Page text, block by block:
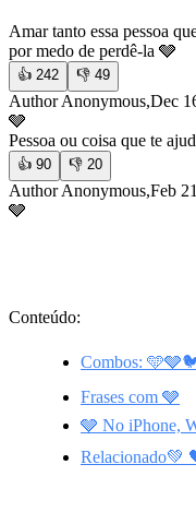
Amar tanto essa pessoa
por medo de perdê-la 🩶
👍 242 👎 49
Author Anonymous,Dec
🩶
Pessoa ou coisa que te
👍 90 👎 20
Author Anonymous,Feb
🩶
Conteúdo:
Combos:
Frases com 🩶
🩶 No iPhone,